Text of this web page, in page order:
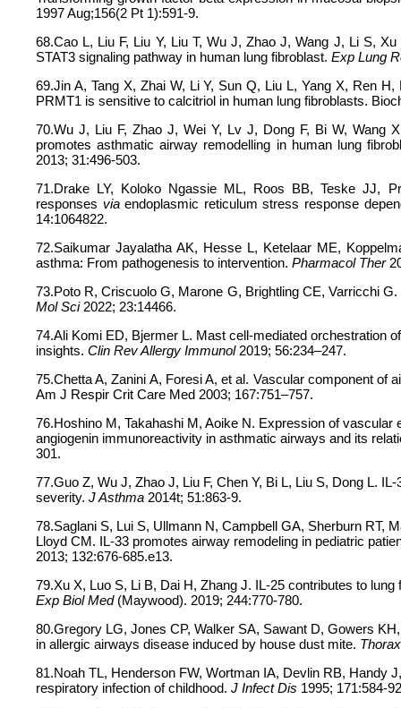
1997 Aug;156(2 Pt 1):591-9.
68.Cao L, Liu F, Liu Y, Liu T, Wu J, Zhao J, Wang J, Li S,
STAT3 signaling pathway in human lung fibroblast. Exp Lung
69.Jin A, Tang X, Zhai W, Li Y, Sun Q, Liu L, Yang X, Ren
PRMT1 is sensitive to calcitriol in human lung fibroblasts.
70.Wu J, Liu F, Zhao J, Wei Y, Lv J, Dong F, Bi W, Wang
promotes asthmatic airway remodelling in human lung
2013; 31:496-503.
71.Drake LY, Koloko Ngassie ML, Roos BB, Teske JJ,
responses viaendoplasmic reticulum stress response
14:1064822.
72.Saikumar Jayalatha AK, Hesse L, Ketelaar ME,
asthma: From pathogenesis to intervention. Pharmacol Ther
73.Poto R, Criscuolo G, Marone G, Brightling CE, Varricchi
Mol Sci 2022; 23:14466.
74.Ali Komi ED, Bjermer L. Mast cell-mediated orchestration
insights. Clin Rev Allergy Immunol 2019; 56:234–247.
75.Chetta A, Zanini A, Foresi A, et al. Vascular component of
Am J Respir Crit Care Med 2003; 167:751–757.
76.Hoshino M, Takahashi M, Aoike N. Expression of
angiogenin immunoreactivity in asthmatic airways and its
301.
77.Guo Z, Wu J, Zhao J, Liu F, Chen Y, Bi L, Liu S, Dong L.
severity. J Asthma 2014t; 51:863-9.
78.Saglani S, Lui S, Ullmann N, Campbell GA, Sherburn RT,
Lloyd CM. IL-33 promotes airway remodeling in pediatric
2013; 132:676-685.e13.
79.Xu X, Luo S, Li B, Dai H, Zhang J. IL-25 contributes to
Exp Biol Med(Maywood). 2019; 244:770-780.
80.Gregory LG, Jones CP, Walker SA, Sawant D, Gowers
in allergic airways disease induced by house dust mite. Thorax
81.Noah TL, Henderson FW, Wortman IA, Devlin RB, Handy
respiratory infection of childhood. J Infect Dis 1995; 171:584-